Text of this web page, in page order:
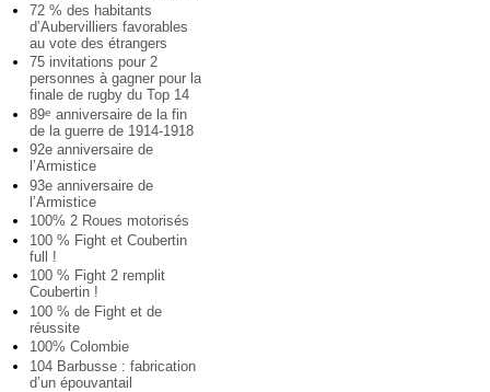
72 % des habitants
d’Aubervilliers favorables
au vote des étrangers
75 invitations pour 2
personnes à gagner pour la
finale de rugby du Top 14
89e anniversaire de la fin
de la guerre de 1914-1918
92e anniversaire de
l’Armistice
93e anniversaire de
l’Armistice
100% 2 Roues motorisés
100 % Fight et Coubertin
full !
100 % Fight 2 remplit
Coubertin !
100 % de Fight et de
réussite
100% Colombie
104 Barbusse : fabrication
d’un épouvantail